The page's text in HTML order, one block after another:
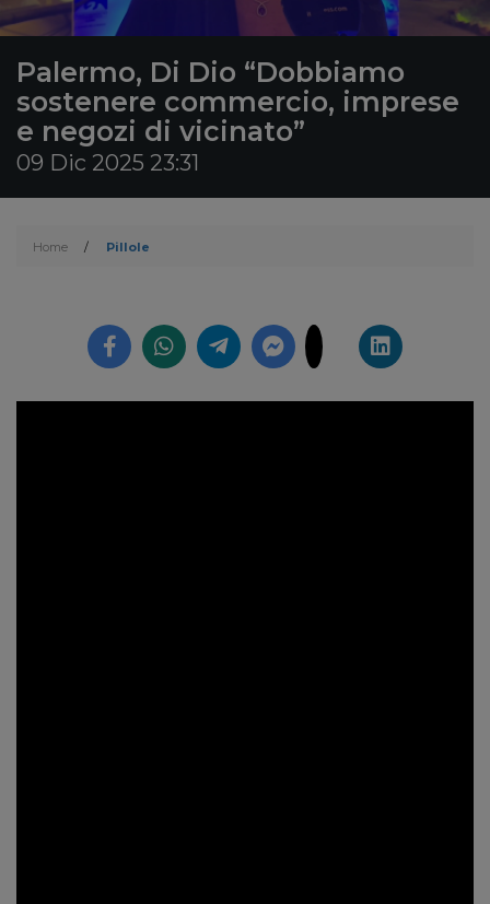
Palermo, Di Dio “Dobbiamo
sostenere commercio, imprese
e negozi di vicinato”
09 Dic 2025 23:31
Home / Pillole